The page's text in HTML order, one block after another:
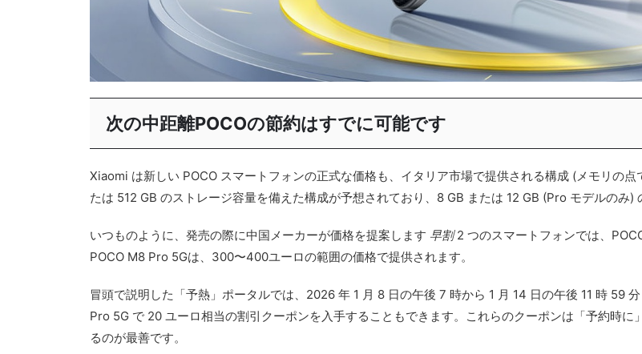
次の中距離POCOの節約はすでに可能です
Xiaomi は新しい POCO スマートフォンの正式な価格も、イタリア市場で提供される構成 (メモリの
たは 512 GB のストレージ容量を備えた構成が予想されており、8 GB または 12 GB (Pro モデルのみ)
いつものように、発売の際に中国メーカーが価格を提案します 早割2 つのスマートフォンでは、
POCO M8 Pro 5Gは、300〜400ユーロの範囲の価格で提供されます。
冒頭で説明した「予熱」ポータルでは、2026 年 1 月 8 日の午後 7 時から 1 月 14 日の午後 11 時 59
Pro 5G で 20 ユーロ相当の割引クーポンを入手することもできます。これらのクーポンは「予約時
るのが最善です。